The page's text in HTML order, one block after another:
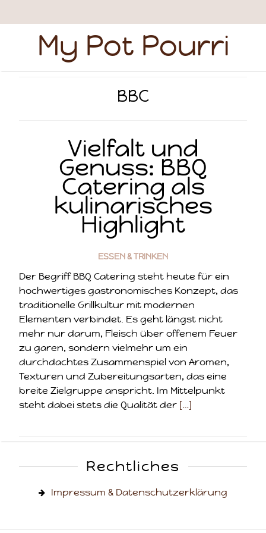
My Pot Pourri
BBC
Vielfalt und
Genuss: BBQ
Catering als
kulinarisches
Highlight
ESSEN & TRINKEN
Der Begriff BBQ Catering steht heute für ein
hochwertiges gastronomisches Konzept, das
traditionelle Grillkultur mit modernen
Elementen verbindet. Es geht längst nicht
mehr nur darum, Fleisch über offenem Feuer
zu garen, sondern vielmehr um ein
durchdachtes Zusammenspiel von Aromen,
Texturen und Zubereitungsarten, das eine
breite Zielgruppe anspricht. Im Mittelpunkt
steht dabei stets die Qualität der […]
Rechtliches
Impressum & Datenschutzerklärung